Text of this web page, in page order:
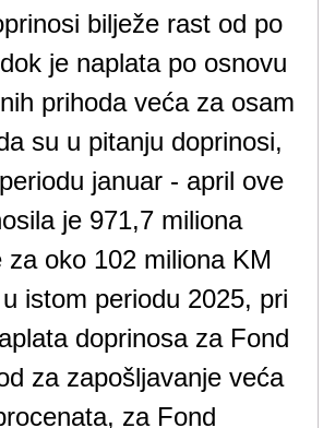
bilježe rast od po
je naplata po osnovu
prihoda veća za osam
su u pitanju doprinosi,
januar - april ove
je 971,7 miliona
za oko 102 miliona KM
istom periodu 2025, pri
doprinosa za Fond
za zapošljavanje veća
za Fond